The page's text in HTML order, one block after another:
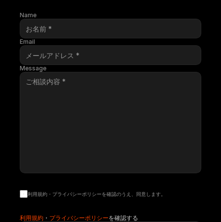
Visualization Studio
Name
Email
Message
利用規約・プライバシーポリシーを確認のうえ、同意します。
利用規約 ・ プライバシーポリシーを確認する